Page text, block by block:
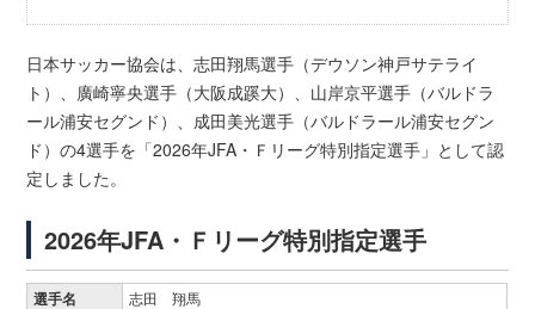
日本サッカー協会は、志田翔馬選手（デウソン神戸サテライ
ト）、廣崎寧央選手（大阪成蹊大）、山岸京平選手（バルドラ
ール浦安セグンド）、成田美光選手（バルドラール浦安セグン
ド）の4選手を「2026年JFA・Ｆリーグ特別指定選手」として認
定しました。
2026年JFA・Ｆリーグ特別指定選手
選手名 志田 翔馬